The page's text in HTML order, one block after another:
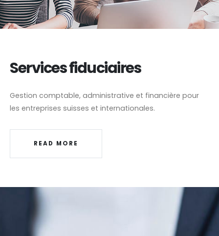
Services fiduciaires
Gestion comptable, administrative et financière pour
les entreprises suisses et internationales.
READ MORE